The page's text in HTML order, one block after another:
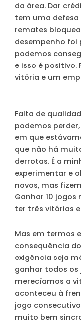
da área. Dar
tem uma defesa
remates
desempenho foi
podemos
e isso é
vitória e um
Falta de
podemos
em que
que não há
derrotas. É a
experimentar e
novos, mas
Ganhar 10
ter três vitórias
Mas em termos
consequência
exigência seja
ganhar todos os
merecíamos a
aconteceu à
jogo
muito bem